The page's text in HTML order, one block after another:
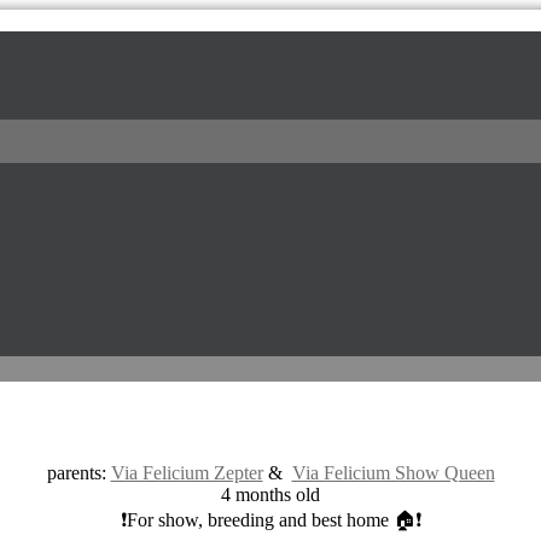
питомник доберманов
parents: Via Felicium Zepter& Via Felicium Show Queen
4 months old
❗For show, breeding and best home 🏠❗